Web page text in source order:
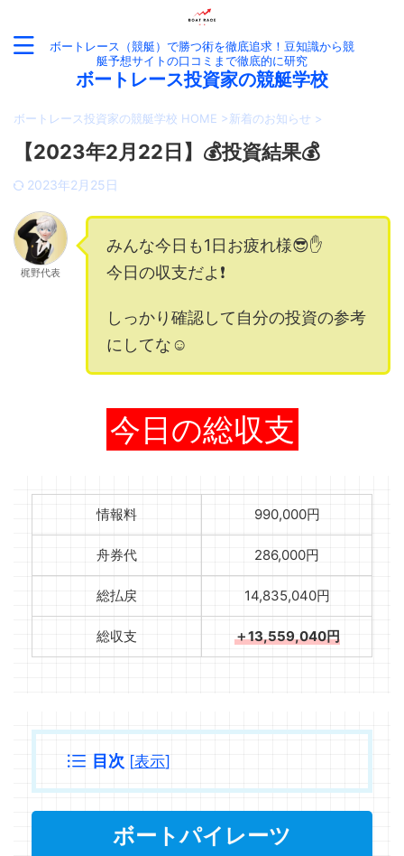
ボートレース（競艇）で勝つ術を徹底追求！豆知識から競
艇予想サイトの口コミまで徹底的に研究
ボートレース投資家の競艇学校
ボートレース投資家の競艇学校 HOME >新着のお知らせ >
【2023年2月22日】💰投資結果💰
2023年2月25日
梶野代表
みんな今日も1日お疲れ様😎✋
今日の収支だよ❗️
しっかり確認して自分の投資の参考
にしてな☺️
今日の総収支
情報料 990,000円
舟券代 286,000円
総払戻 14,835,040円
総収支 ＋13,559,040円
目次 [表示]
ボートパイレーツ